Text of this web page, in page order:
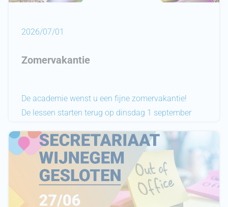
2026/07/01
Zomervakantie
De academie wenst u een fijne zomervakantie!
De lessen starten terug op dinsdag 1 september